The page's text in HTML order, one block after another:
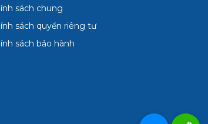
sách chung
sách quyền riêng tư
sách bảo hành